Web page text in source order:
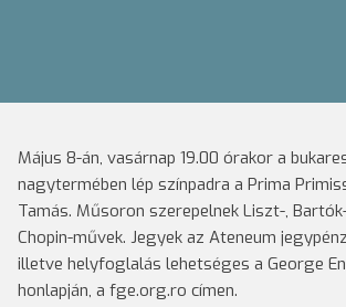
Május 8-án, vasárnap 19.00 órakor a
nagytermében lép színpadra a Prima
Tamás. Műsoron szerepelnek Liszt-,
Chopin-művek. Jegyek az Ateneum
illetve helyfoglalás lehetséges a George
honlapján, a fge.org.ro címen.